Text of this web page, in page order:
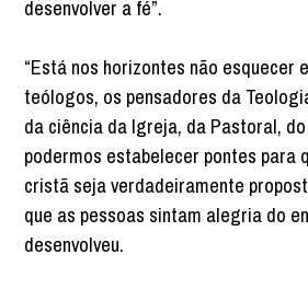
desenvolver a fé”.
“Está nos horizontes não esquecer
teólogos, os pensadores da
da ciência da Igreja, da Pastoral,
podermos estabelecer pontes para
cristã seja verdadeiramente
que as pessoas sintam alegria do
desenvolveu.